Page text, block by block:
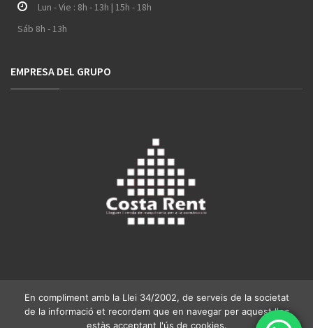
Lun - Vie : 8h - 13h | 15h - 18h
Sáb 8h - 13h
EMPRESA DEL GRUPO
En compliment amb la Llei 34/2002, de serveis de la societat
de la informació et recordem que en navegar per aquest lloc
estàs acceptant l'ús de cookies.